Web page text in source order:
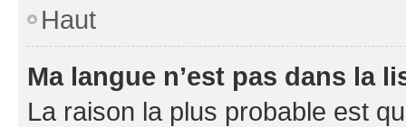
Haut
Ma langue n’est pas dans la
La raison la plus probable est